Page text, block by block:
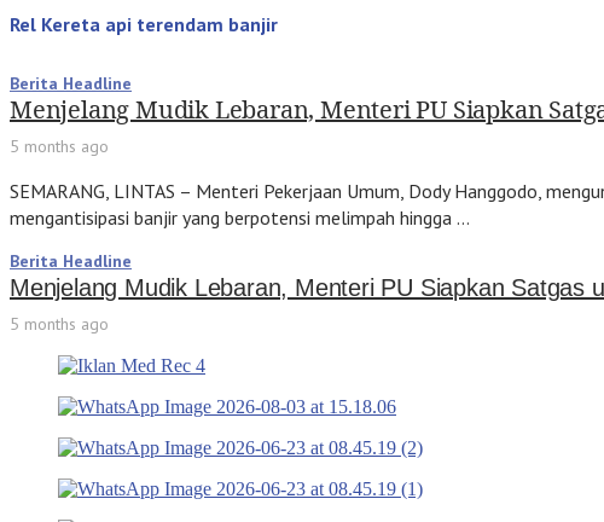
Rel Kereta api terendam banjir
Berita Headline
Menjelang Mudik Lebaran, Menteri PU Siapkan
5 months ago
SEMARANG, LINTAS – Menteri Pekerjaan Umum, Dody Hanggodo,
mengantisipasi banjir yang berpotensi melimpah hingga …
Berita Headline
Menjelang Mudik Lebaran, Menteri PU Siapkan Satgas
5 months ago